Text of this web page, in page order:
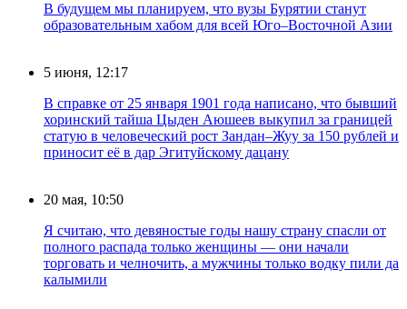
В будущем мы планируем, что вузы Бурятии станут
образовательным хабом для всей Юго–Восточной Азии
5 июня, 12:17
В справке от 25 января 1901 года написано, что бывший
хоринский тайша Цыден Аюшеев выкупил за границей
статую в человеческий рост Зандан–Жуу за 150 рублей и
приносит её в дар Эгитуйскому дацану
20 мая, 10:50
Я считаю, что девяностые годы нашу страну спасли от
полного распада только женщины — они начали
торговать и челночить, а мужчины только водку пили да
калымили